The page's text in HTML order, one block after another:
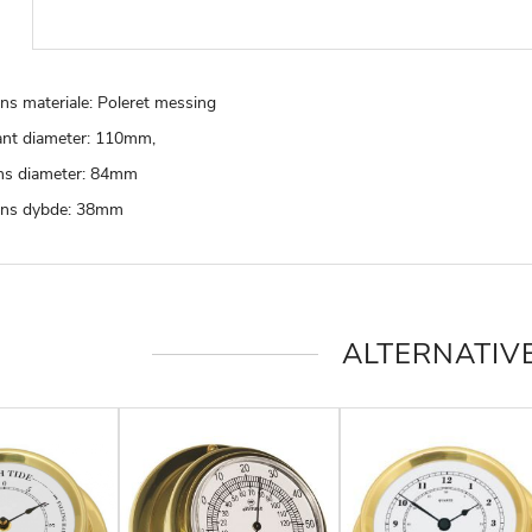
materiale: Poleret messing
diameter: 110mm,
diameter: 84mm
dybde: 38mm